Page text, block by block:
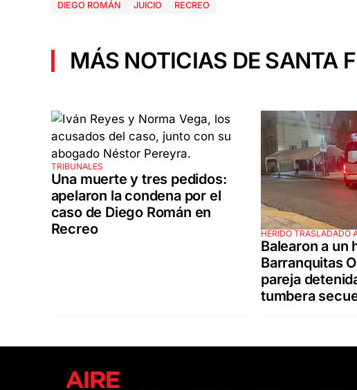
DIEGO ROMÁN JUICIO RECREO
MÁS NOTICIAS DE SANTA
TRIBUNALES
Una muerte y tres pedidos:
apelaron la condena por el
caso de Diego Román en
Recreo
HERIDO TRASLADADO
Balearon a un
Barranquitas
pareja
tumbera